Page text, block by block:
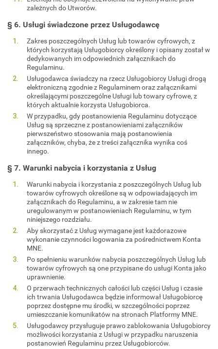
zależnych do Utworów.
§ 6. Usługi świadczone przez Usługodawcę
Zakres poszczególnych Usług lub towarów cyfrowych, z
których korzystają Usługobiorcy określony i opisany został w
dedykowanych im odpowiednich załącznikach do
Regulaminu.
Usługodawca świadczy na rzecz Usługobiorcy Usługi drogą
elektroniczną zgodnie z Regulaminem oraz załącznikami
określającymi poszczególne Usługi lub towary cyfrowe, z
których aktualnie korzysta Usługobiorca.
W przypadku, gdy postanowienia Regulaminu dotyczące
Usług są sprzeczne z postanowieniami załączników
pierwszeństwo stosowania mają postanowienia
załączników, chyba, że z treści załącznika wynika coś
innego.
§ 7. Warunki nabycia i korzystania z Usług
Warunki nabycia i korzystania z poszczególnych Usług lub
towarów cyfrowych określone są w odpowiadających im
załącznikach do Regulaminu, a w zakresie tam nie
uregulowanym w postanowieniach Regulaminu, w tym
niniejszego rozdziału.
Aby skorzystać z Usług wymagane jest każdorazowe
wykonanie czynności logowania za pośrednictwem Konta
MNE.
Po spełnieniu warunków nabycia poszczególnych Usług lub
towarów cyfrowych są one przypisane do usługi Konta jako
uprawnienie.
O przerwach technicznych całości lub części Usług i czasie
ich trwania Usługodawca będzie informował Usługobiorcę
poprzez dostępne mu środki, w szczególności poprzez
umieszczanie komunikatów na stronach Platformy MNE.
Usługodawcy przysługuje prawo zablokowania Usługobiorcy
możliwości korzystania z Usługi w przypadku naruszenia
postanowień Regulaminu przez Usługobiorców.